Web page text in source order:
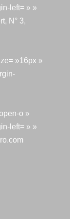
left= » »
N° 3,
»16px »
o »
left= » »